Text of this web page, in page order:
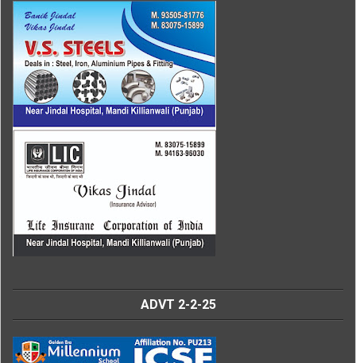
ADVT 2-2-25